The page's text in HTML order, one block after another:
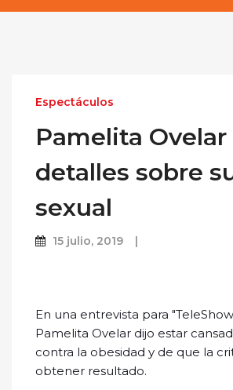
Espectáculos
Pamelita
detalles sobre
sexual
15 julio, 2019
En una entrevista para
Pamelita Ovelar dijo estar
contra la obesidad y de que la
obtener resultado.